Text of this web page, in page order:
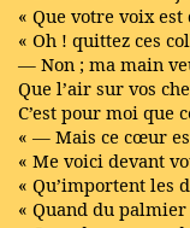
« Que votre voix est
« Oh ! quittez ces
— Non ; ma main
Que l’air sur vos
C’est pour moi que
« — Mais ce cœur
« Me voici devant
« Qu’importent les
« Quand du